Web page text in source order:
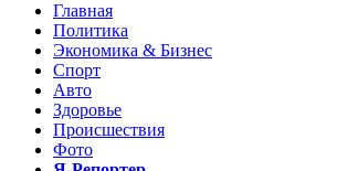
Главная
Политика
Экономика & Бизнес
Спорт
Авто
Здоровье
Происшествия
Фото